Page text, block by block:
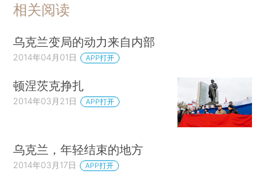
相关阅读
乌克兰变局的动力来自内部
2014年04月01日 APP打开
顿涅茨克挣扎
2014年03月21日 APP打开
乌克兰，年轻结束的地方
2014年03月17日 APP打开